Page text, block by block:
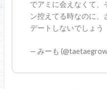
でアミに会えなくて、
ン控えてる時なのに、
デートしないでしょう
— みーも